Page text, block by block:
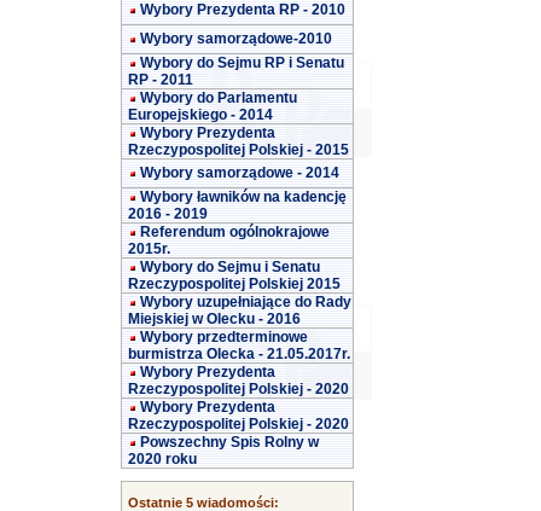
Wybory Prezydenta RP - 2010
Wybory samorządowe-2010
Wybory do Sejmu RP i Senatu
RP - 2011
Wybory do Parlamentu
Europejskiego - 2014
Wybory Prezydenta
Rzeczypospolitej Polskiej - 2015
Wybory samorządowe - 2014
Wybory ławników na kadencję
2016 - 2019
Referendum ogólnokrajowe
2015r.
Wybory do Sejmu i Senatu
Rzeczypospolitej Polskiej 2015
Wybory uzupełniające do Rady
Miejskiej w Olecku - 2016
Wybory przedterminowe
burmistrza Olecka - 21.05.2017r.
Wybory Prezydenta
Rzeczypospolitej Polskiej - 2020
Wybory Prezydenta
Rzeczypospolitej Polskiej - 2020
Powszechny Spis Rolny w
2020 roku
Ostatnie 5 wiadomości: